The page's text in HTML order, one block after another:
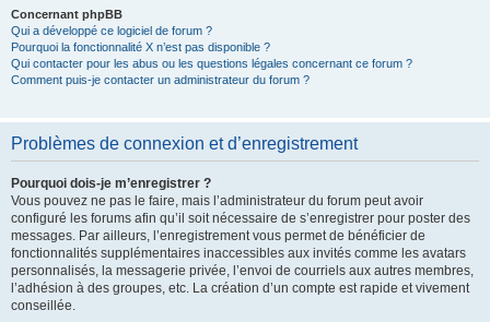
Concernant phpBB
Qui a développé ce logiciel de forum ?
Pourquoi la fonctionnalité X n’est pas disponible ?
Qui contacter pour les abus ou les questions légales concernant ce forum ?
Comment puis-je contacter un administrateur du forum ?
Problèmes de connexion et d’enregistrement
Pourquoi dois-je m’enregistrer ?
Vous pouvez ne pas le faire, mais l’administrateur du forum peut avoir
configuré les forums afin qu’il soit nécessaire de s’enregistrer pour poster des
messages. Par ailleurs, l’enregistrement vous permet de bénéficier de
fonctionnalités supplémentaires inaccessibles aux invités comme les avatars
personnalisés, la messagerie privée, l’envoi de courriels aux autres membres,
l’adhésion à des groupes, etc. La création d’un compte est rapide et vivement
conseillée.